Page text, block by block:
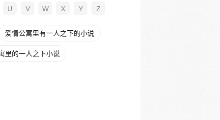
U V W X Y Z
爱情公寓里有一人之下的小说
里的一人之下小说